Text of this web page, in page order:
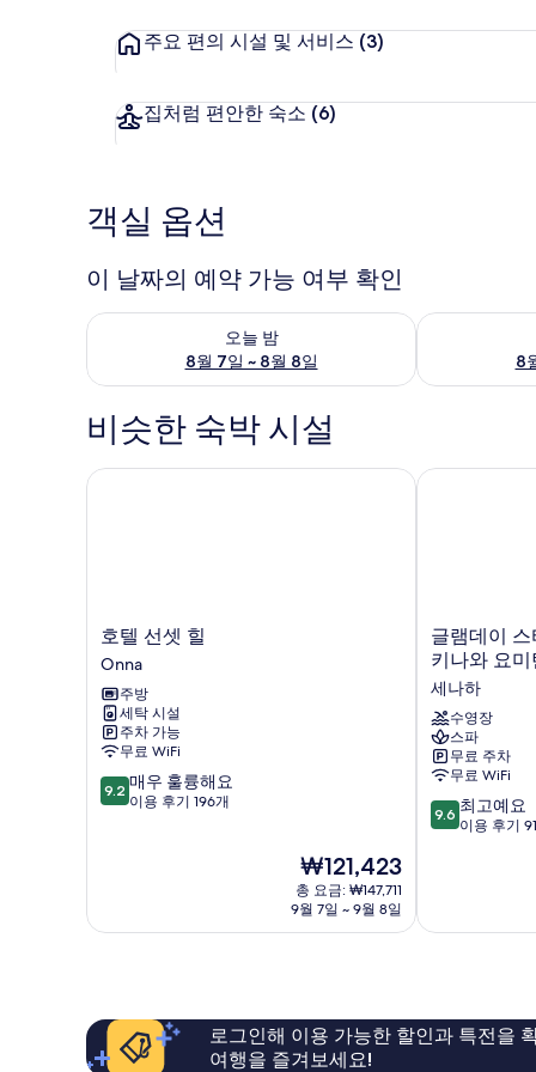
주요 편의 시설 및 서비스 (3)
집처럼 편안한 숙소 (6)
객실 옵션
이 날짜의 예약 가능 여부 확인
오늘 밤
8월 7일 ~ 8월 8일
오늘 밤 예약 가능 여부 확인, 8월 7일 ~ 8월 8일
8
내일 예약 가
비슷한 숙박 시설
호
텔
선
셋
힐
Onna
호텔 선셋 힐
Onna
주방
세탁 시설
주차 가능
무료 WiFi
10
점
매
해
요,
이
9.2 매우 훌륭해요
이용 후기 196개
현
재
요
₩121,423
총 요금: ₩147,711
9월 7일 ~ 9월 8일
호텔 선셋 힐
글
램
데
이
스
타
일
호
텔
&
키
미
탄
글램데이
키나와 요미
세나하
수영장
스파
무료 주차
무료 WiFi
10
점
점,
요,
이
9.6 최고예요
이용 후기
글램데이 스
로그인해 이용 가능한 할인과 특전을
여행을 즐겨보세요!